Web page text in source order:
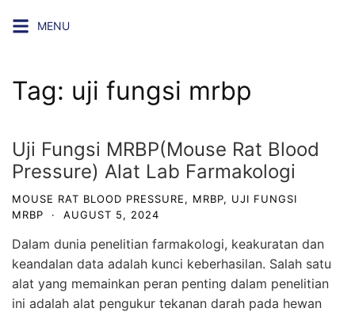
MENU
Tag: uji fungsi mrbp
Uji Fungsi MRBP(Mouse Rat Blood
Pressure) Alat Lab Farmakologi
MOUSE RAT BLOOD PRESSURE, MRBP, UJI FUNGSI
MRBP
· AUGUST 5, 2024
Dalam dunia penelitian farmakologi, keakuratan dan
keandalan data adalah kunci keberhasilan. Salah satu
alat yang memainkan peran penting dalam penelitian
ini adalah alat pengukur tekanan darah pada hewan